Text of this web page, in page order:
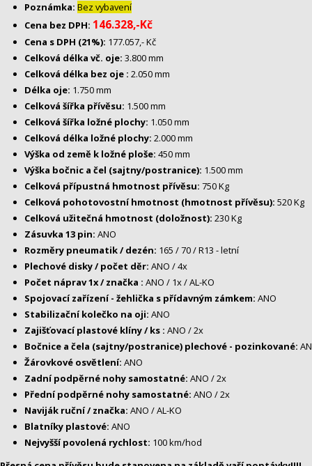
Poznámka: Bez vybavení
Cena bez DPH: 146.328,-Kč
Cena s DPH (21%): 177.057,- Kč
Celková délka vč. oje: 3.800 mm
Celková délka bez oje : 2.050 mm
Délka oje: 1.750 mm
Celková šířka přívěsu: 1.500 mm
Celková šířka ložné plochy: 1.050 mm
Celková délka ložné plochy: 2.000 mm
Výška od země k ložné ploše: 450 mm
Výška bočnic a čel (sajtny/postranice): 1.500 mm
Celková přípustná hmotnost přívěsu: 750 Kg
Celková pohotovostní hmotnost (hmotnost přívěsu): 520 Kg
Celková užitečná hmotnost (doložnost): 230 Kg
Zásuvka 13 pin: ANO
Rozměry pneumatik / dezén: 165 / 70 / R13 - letní
Plechové disky / počet děr: ANO / 4x
Počet náprav 1x / značka : ANO / 1x / AL-KO
Spojovací zařízení - žehlička s přídavným zámkem: ANO
Stabilizační kolečko na oji: ANO
Zajišťovací plastové klíny / ks : ANO / 2x
Bočnice a čela (sajtny/postranice) plechové - pozinkované:
Žárovkové osvětlení: ANO
Zadní podpěrné nohy samostatné: ANO / 2x
Přední podpěrné nohy samostatné: ANO / 2x
Naviják ruční / značka: ANO / AL-KO
Blatníky plastové: ANO
Nejvyšší povolená rychlost: 100 km/hod